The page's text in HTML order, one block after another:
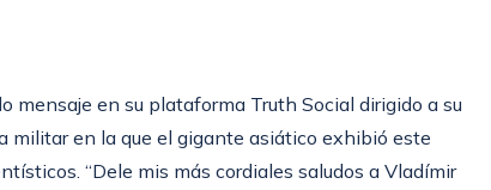
mensaje en su plataforma Truth Social dirigido a su
militar en la que el gigante asiático exhibió este
“Dele mis más cordiales saludos a Vladímir